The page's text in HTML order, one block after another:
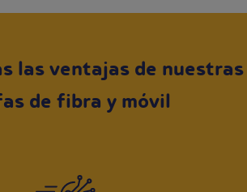
las ventajas de nuestras
de fibra y móvil